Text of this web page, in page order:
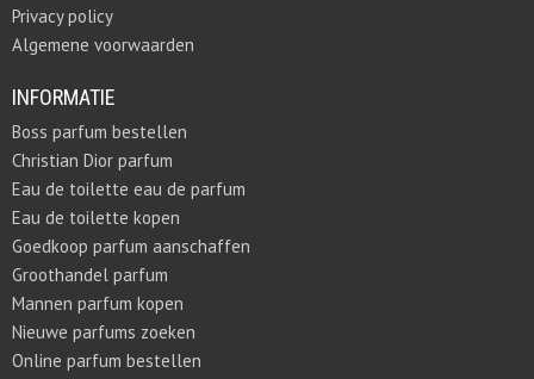
Privacy policy
Algemene voorwaarden
INFORMATIE
Boss parfum bestellen
Christian Dior parfum
Eau de toilette eau de parfum
Eau de toilette kopen
Goedkoop parfum aanschaffen
Groothandel parfum
Mannen parfum kopen
Nieuwe parfums zoeken
Online parfum bestellen